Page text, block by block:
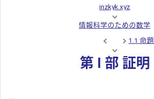
inzkyk.xyz
情報科学のための数学
1.1 命題
第 I 部 証明